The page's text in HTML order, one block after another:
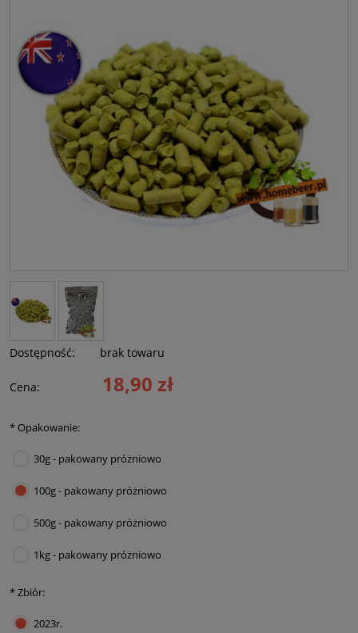
Dostępność: brak towaru
Cena: 18,90 zł
*Opakowanie:
30g - pakowany próżniowo
100g - pakowany próżniowo
500g - pakowany próżniowo
1kg - pakowany próżniowo
*Zbiór:
2023r.